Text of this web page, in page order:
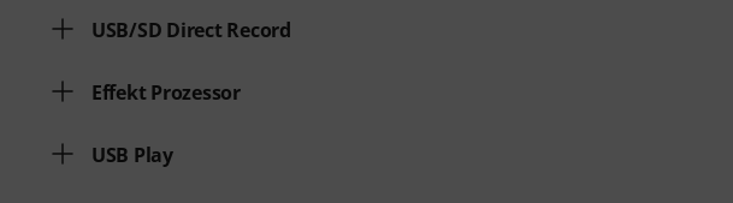
USB/SD Direct Record
Effekt Prozessor
USB Play